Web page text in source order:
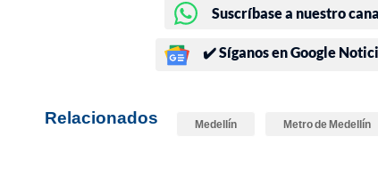
Suscríbase a nuestro
✔️ Síganos en Google
Relacionados Medellín Metro de Medellín